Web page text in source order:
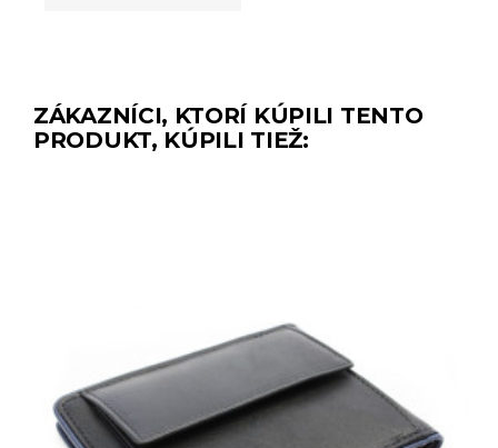
ZÁKAZNÍCI, KTORÍ KÚPILI TENTO
PRODUKT, KÚPILI TIEŽ: